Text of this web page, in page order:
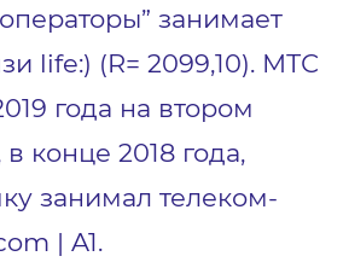
занимает
life:) (R= 2099,10). МТС
года на втором
конце 2018 года,
занимал телеком-
| A1.